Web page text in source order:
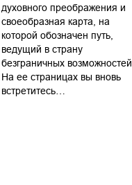
духовного преображения и
своеобразная карта, на
которой обозначен путь,
ведущий в страну
безграничных возможностей.
На ее страницах вы вновь
встретитесь…